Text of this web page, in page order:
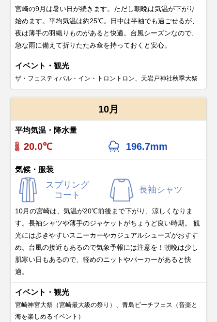
宮崎の9月は暑い日が続きます。ただし朝晩は気温が下がり
始めます。平均気温は約25℃。日中は半袖でも過ごせるが、
夜は薄手の羽織りものがあると快適。台風シーズンなので、
急な雨に備えて折りたたみ傘を持っておくと安心。
イベント・観光
ザ・フェスティバル・イン・トロントロン、天岩戸神社秋季大祭
10月
平均気温・降水量
20.0℃ 196.7mm
気候・服装
スプリング
コート
長袖シャツ
10月の宮崎は、気温が20℃前後まで下がり、涼しくなりま
す。長袖シャツや薄手のジャケットがちょうど良い時期。 観
光には歩きやすいスニーカーやカジュアルシューズがおすす
め。台風の接近もあるので気象予報には注意を！朝晩は少し
肌寒い日もあるので、軽めのニットやパーカーがあると快
適。
イベント・観光
宮崎神宮大祭（宮崎最大級の祭り）、青島ビーチフェス（音楽と
海を楽しめるイベント）